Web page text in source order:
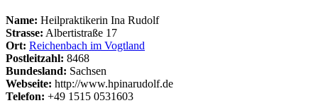
Name: Heilpraktikerin Ina Rudolf
Strasse: Albertistraße 17
Ort: Reichenbach im Vogtland
Postleitzahl: 8468
Bundesland: Sachsen
Webseite: http://www.hpinarudolf.de
Telefon: +49 1515 0531603